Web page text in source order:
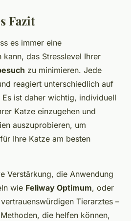
Fazit
es immer eine
kann, das Stresslevel Ihrer
zu minimieren. Jede
reagiert unterschiedlich auf
Es ist daher wichtig, individuell
Katze einzugehen und
auszuprobieren, um
Ihre Katze am besten
Verstärkung, die Anwendung
wie Feliway Optimum, oder
Tierarztes –
die helfen können,